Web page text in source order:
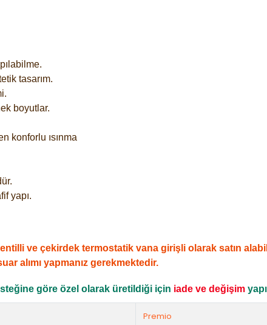
tasarım.
boyutlar.
konforlu ısınma
yapı.
ve çekirdek termostatik vana girişli olarak satın
alımı yapmanız gerekmektedir.
göre özel olarak üretildiği için iade ve değişim
Premio